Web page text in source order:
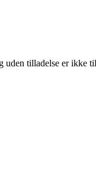
uden tilladelse er ikke